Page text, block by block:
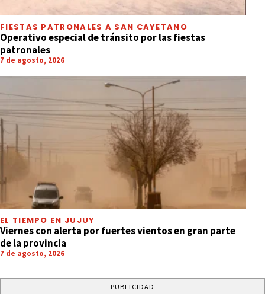
FIESTAS PATRONALES A SAN CAYETANO
Operativo especial de tránsito por las fiestas
patronales
7 de agosto, 2026
EL TIEMPO EN JUJUY
Viernes con alerta por fuertes vientos en gran parte
de la provincia
7 de agosto, 2026
PUBLICIDAD